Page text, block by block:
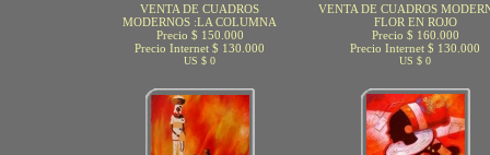
VENTA DE CUADROS
MODERNOS :LA COLUMNA
Precio $ 150.000
Precio Internet $ 130.000
US $ 0
VENTA DE CUADROS
FLOR EN ROJO
Precio $ 160.000
Precio Internet $ 130.000
US $ 0